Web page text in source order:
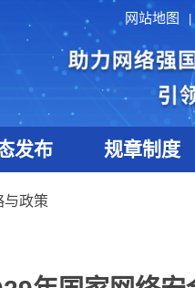
网站地图
发布 规章制度
与政策